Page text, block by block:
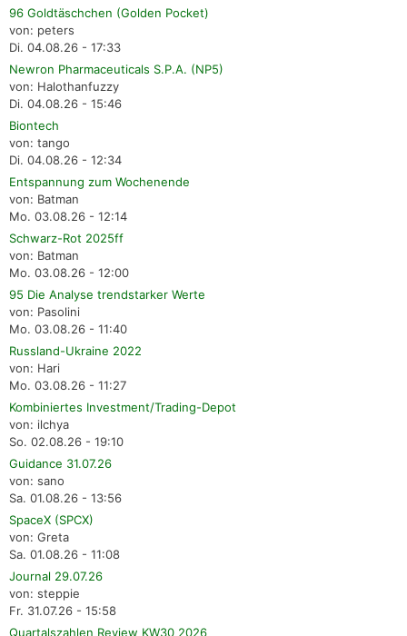
96 Goldtäschchen (Golden Pocket)
von: peters
Di. 04.08.26 - 17:33
Newron Pharmaceuticals S.P.A. (NP5)
von: Halothanfuzzy
Di. 04.08.26 - 15:46
Biontech
von: tango
Di. 04.08.26 - 12:34
Entspannung zum Wochenende
von: Batman
Mo. 03.08.26 - 12:14
Schwarz-Rot 2025ff
von: Batman
Mo. 03.08.26 - 12:00
95 Die Analyse trendstarker Werte
von: Pasolini
Mo. 03.08.26 - 11:40
Russland-Ukraine 2022
von: Hari
Mo. 03.08.26 - 11:27
Kombiniertes Investment/Trading-Depot
von: ilchya
So. 02.08.26 - 19:10
Guidance 31.07.26
von: sano
Sa. 01.08.26 - 13:56
SpaceX (SPCX)
von: Greta
Sa. 01.08.26 - 11:08
Journal 29.07.26
von: steppie
Fr. 31.07.26 - 15:58
Quartalszahlen Review KW30 2026